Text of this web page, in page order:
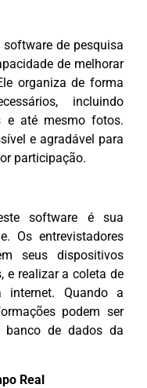
de pesquisa
de melhorar
organiza de forma
incluindo
e até mesmo fotos.
e agradável para
participação.
software é sua
Os entrevistadores
seus dispositivos
e realizar a coleta de
Quando a
podem ser
banco de dados da
Real